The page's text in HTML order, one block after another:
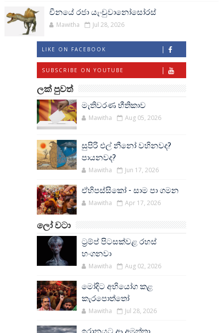
චීනයේ රජා යැංචුවානෝසෝරස්
Mawitha Jul 28, 2026
LIKE ON FACEBOOK
SUBSCRIBE ON YOUTUBE
ලක් පුවත්
මැතිවරණ භීතිකාව
Mawitha Aug 05, 2026
සුපිරි එල් නීනෝ වහිනවද?
පායනවද?
Mawitha Jun 17, 2026
ඒහිපස්සිකෝ - සාම පා ගමන
Mawitha Apr 17, 2026
ලෝ වටා
ට්‍රම්ප් පිටසක්වළ රහස්
හංගනවා
Mawitha Aug 02, 2026
මෝදිට අභියෝග කළ
කැරපොත්තෝ
Mawitha Jul 28, 2026